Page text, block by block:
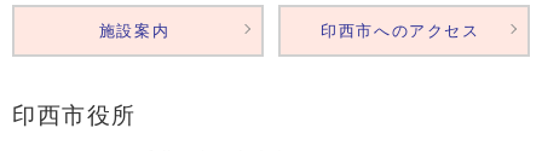
印西市役所
施設案内 印西市へのアクセス